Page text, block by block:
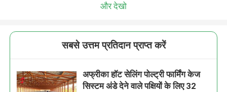
और देखो
सबसे उत्तम प्रतिदान प्राप्त करें
अफ्रीका हॉट सेलिंग पोल्ट्री फार्मिंग केज
सिस्टम अंडे देने वाले पक्षियों के लिए 32